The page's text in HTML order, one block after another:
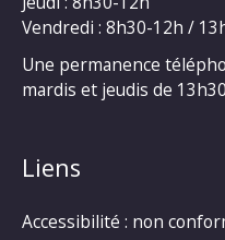
Vendredi : 8h30-12h /
Une permanence
mardis et jeudis de
Liens
Accessibilité : non